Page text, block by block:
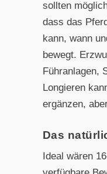
sollten
dass das
kann, wann
bewegt.
Führanlagen,
Longieren
ergänzen,
Das
Ideal wären